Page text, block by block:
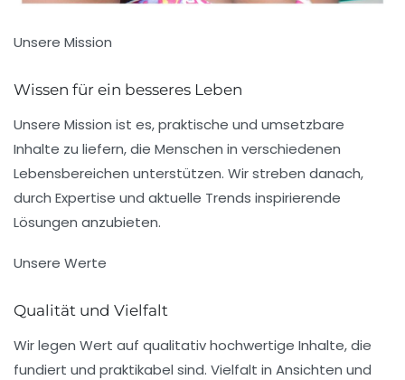
Unsere Mission
Wissen für ein besseres Leben
Unsere Mission ist es, praktische und umsetzbare
Inhalte zu liefern, die Menschen in verschiedenen
Lebensbereichen unterstützen. Wir streben danach,
durch Expertise und aktuelle Trends inspirierende
Lösungen anzubieten.
Unsere Werte
Qualität und Vielfalt
Wir legen Wert auf qualitativ hochwertige Inhalte, die
fundiert und praktikabel sind. Vielfalt in Ansichten und